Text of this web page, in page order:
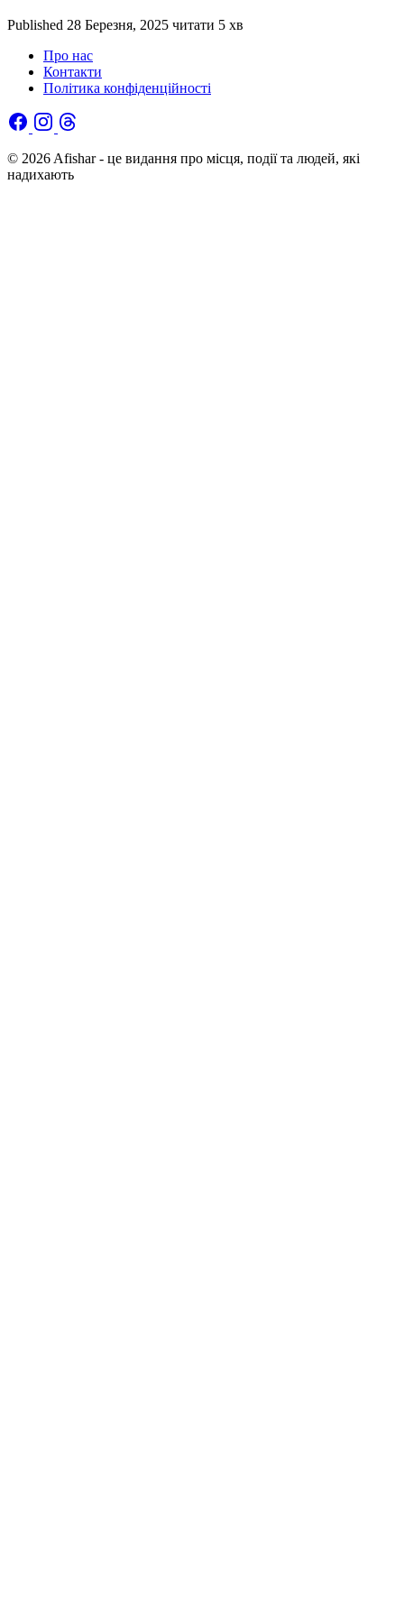
Published 28 Березня, 2025 читати 5 хв
Про нас
Контакти
Політика конфіденційності
© 2026 Afishar - це видання про місця, події та людей, які
надихають